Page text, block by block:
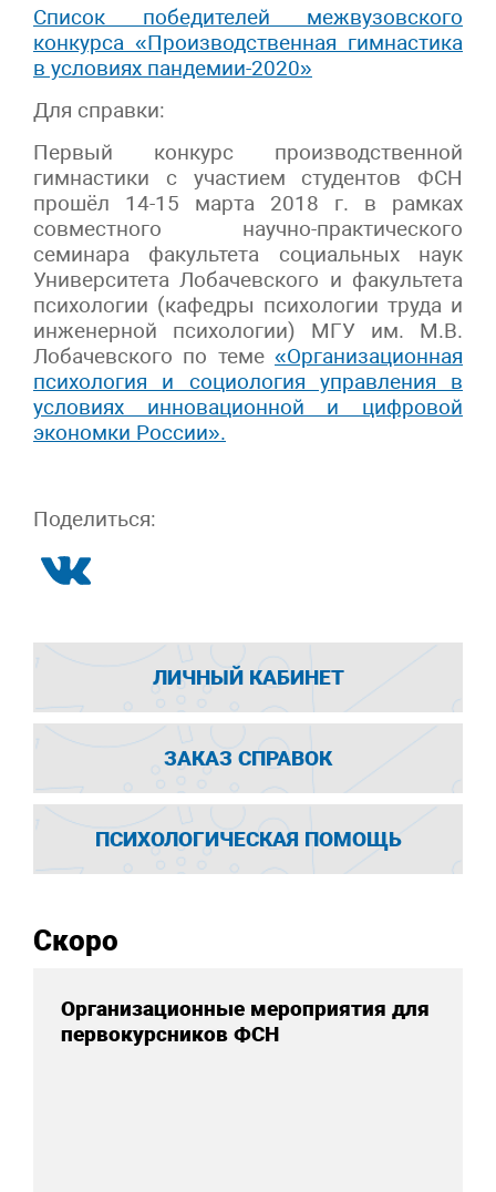
Список победителей межвузовского
конкурса «Производственная гимнастика
в условиях пандемии-2020»
Для справки:
Первый конкурс производственной
гимнастики с участием студентов ФСН
прошёл 14-15 марта 2018 г. в рамках
совместного научно-практического
семинара факультета социальных наук
Университета Лобачевского и факультета
психологии (кафедры психологии труда и
инженерной психологии) МГУ им. М.В.
Лобачевского по теме «Организационная
психология и социология управления в
условиях инновационной и цифровой
экономки России».
Поделиться:
ЛИЧНЫЙ КАБИНЕТ
ЗАКАЗ СПРАВОК
ПСИХОЛОГИЧЕСКАЯ ПОМОЩЬ
Скоро
Организационные мероприятия для
первокурсников ФСН